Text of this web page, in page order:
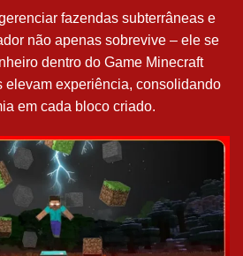
fazendas subterrâneas e
não apenas sobrevive – ele se
dentro do Game Minecraft
elevam experiência, consolidando
em cada bloco criado.